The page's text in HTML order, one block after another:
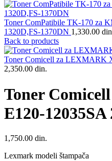
Toner ComPatibile TK-170 za
1320D,FS-1370DN 1,330.00
Back to products
Toner Comicell za LEXMARK
2,350.00 din.
Toner
E120-12035SA
1,750.00 din.
Lexmark modeli štampača